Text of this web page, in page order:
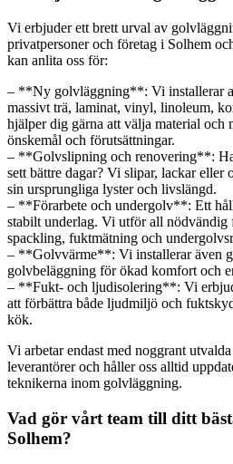
Vi erbjuder ett brett urval av
privatpersoner och företag i Solhem
kan anlita oss för:
– **Ny golvläggning**: Vi installerar
massivt trä, laminat, vinyl, linoleum,
hjälper dig gärna att välja material och
önskemål och förutsättningar.
– **Golvslipning och renovering**:
sett bättre dagar? Vi slipar, lackar eller
sin ursprungliga lyster och livslängd.
– **Förarbete och undergolv**: Ett
stabilt underlag. Vi utför all nödvändig
spackling, fuktmätning och
– **Golvvärme**: Vi installerar även
golvbeläggning för ökad komfort och
– **Fukt- och ljudisolering**: Vi
att förbättra både ljudmiljö och
kök.
Vi arbetar endast med noggrant
leverantörer och håller oss alltid
teknikerna inom golvläggning.
Vad gör vårt team till ditt
Solhem?